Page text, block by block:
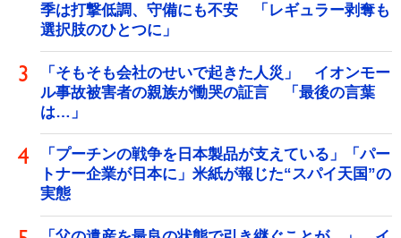
季は打撃低調、守備にも不安 「レギュラー剥奪も
選択肢のひとつに」
「そもそも会社のせいで起きた人災」 イオンモー
ル事故被害者の親族が慟哭の証言 「最後の言葉
は…」
「プーチンの戦争を日本製品が支えている」「パー
トナー企業が日本に」米紙が報じた“スパイ天国”の
実態